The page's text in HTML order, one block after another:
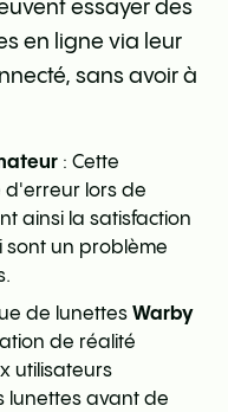
essayer des
en ligne via leur
sans avoir à
: Cette
d'erreur lors de
ainsi la satisfaction
sont un problème
de lunettes Warby
de réalité
utilisateurs
lunettes avant de